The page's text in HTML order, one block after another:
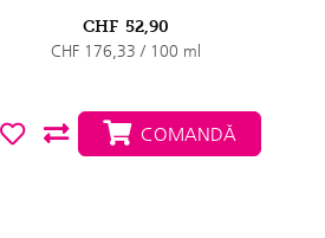
CHF 52,90
CHF 176,33 / 100 ml
COMANDĂ